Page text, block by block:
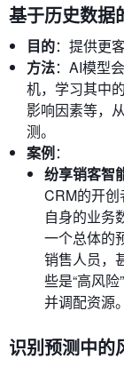
基于历史数据
目的：提供更
方法：AI模型
机，学习其中
影响因素等，
测。
案例：
纷享销客智
CRM的开
自身的业务
一个总体的
销售人员，
些是“高风
并调配资源。
识别预测中的